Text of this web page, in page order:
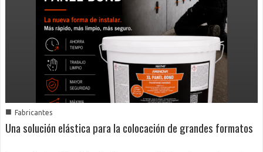
■ Fabricantes
Una solución elástica para la colocación de grandes formatos